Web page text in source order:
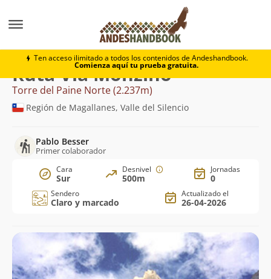
Ten acceso ilimitado a todos los contenidos de Andeshandbook.
Comienza aquí tu prueba gratuita.
Torre del Paine Norte
Ruta Vía Monzino
Torre del Paine Norte (2.237m)
Región de Magallanes, Valle del Silencio
Pablo Besser
Primer colaborador
Cara
Sur
Desnivel
500m
Jornadas
0
Sendero
Claro y marcado
Actualizado el
26-04-2026